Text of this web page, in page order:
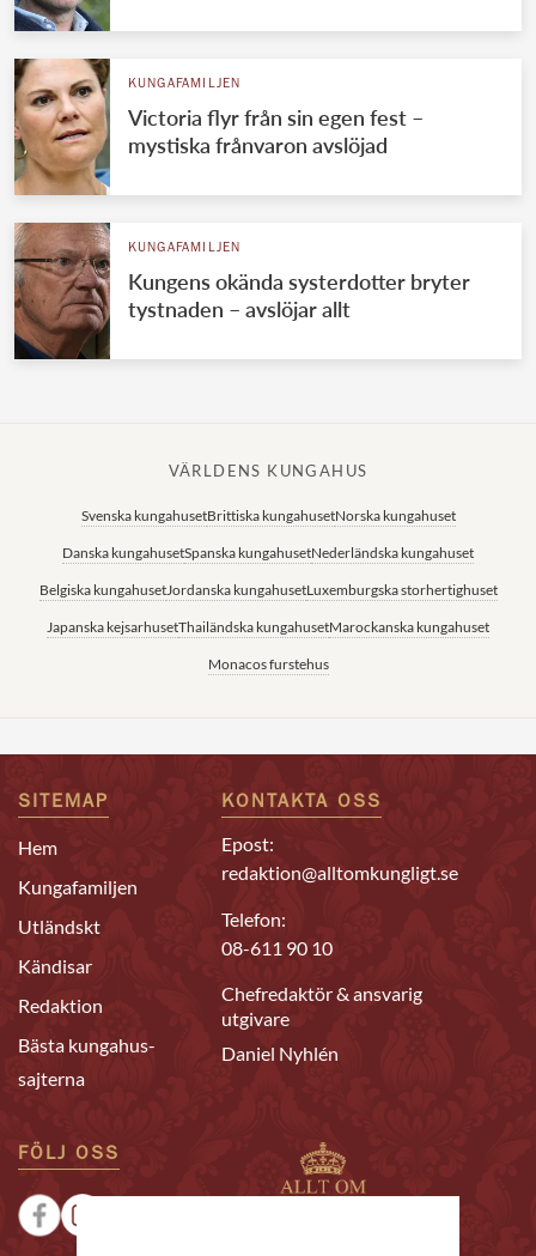
KUNGAFAMILJEN
Victoria flyr från sin egen fest –
mystiska frånvaron avslöjad
KUNGAFAMILJEN
Kungens okända systerdotter bryter
tystnaden – avslöjar allt
VÄRLDENS KUNGAHUS
Svenska kungahusetBrittiska kungahusetNorska kungahuset
Danska kungahusetSpanska kungahusetNederländska kungahuset
Belgiska kungahusetJordanska kungahusetLuxemburgska storhertighuset
Japanska kejsarhusetThailändska kungahusetMarockanska kungahuset
Monacos furstehus
SITEMAP
Hem
Kungafamiljen
Utländskt
Kändisar
Redaktion
Bästa kungahus-
sajterna
KONTAKTA OSS
Epost:
redaktion@alltomkungligt.se
Telefon:
08-611 90 10
Chefredaktör & ansvarig
utgivare
Daniel Nyhlén
FÖLJ OSS